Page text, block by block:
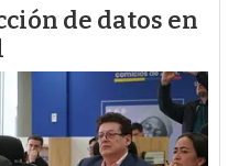
de datos en